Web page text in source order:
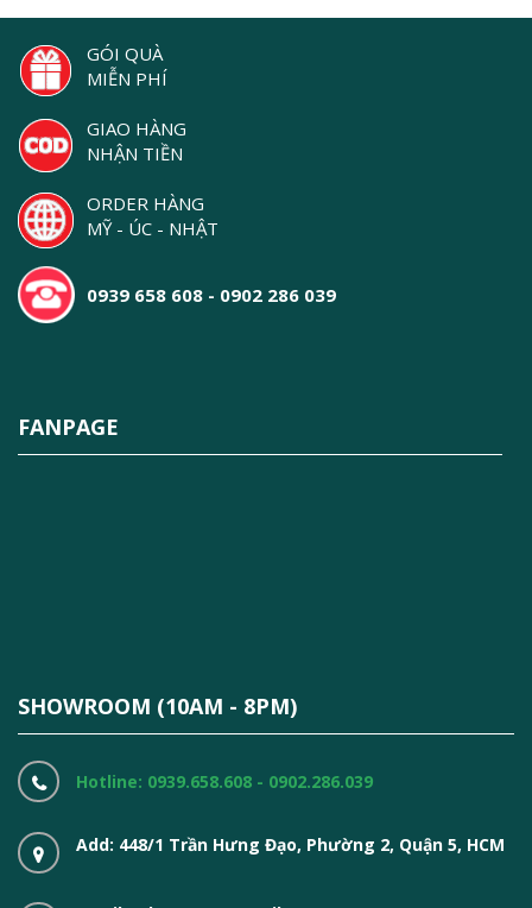
GÓI QUÀ
MIỄN PHÍ
GIAO HÀNG
NHẬN TIỀN
ORDER HÀNG
MỸ - ÚC - NHẬT
0939 658 608 - 0902 286 039
FANPAGE
SHOWROOM (10AM - 8PM)
Hotline: 0939.658.608 - 0902.286.039
Add: 448/1 Trần Hưng Đạo, Phường 2, Quận 5, HCM